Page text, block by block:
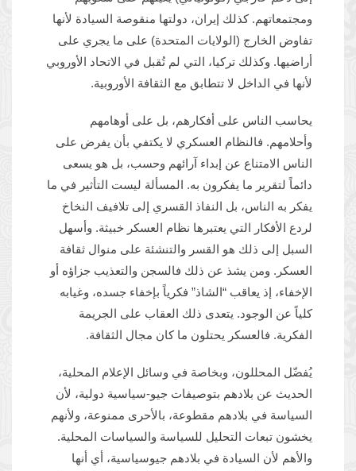
ومجتمعاتهم. كذلك إيران، دولتها منقوصة السيادة لأنها
تفاوض الخارج (الولايات المتحدة) على ما يجري على
أراضيها. وكذلك تركيا، التي لم تُقبل في الاتحاد الأوروبي
لأنها في الداخل لا تتطابق مع الثقافة الأوروبية.
يحاسب الناس على أفكارهم، بل على أوهامهم
وأحلامهم. فالنظام العسكري لا يكتفي بأن يفرض على
الناس الامتناع عن إبداء آرائهم وحسب، بل هو يسعى
دائماً لتقرير ما يفكرون به. المسألة ليست التأثير في ما
يفكر به الناس، بل النفاذ القسري إلى تلافيف النخاخ
لردع الأفكار التي يعتبرها نظام العسكر خبيثة. وأسهل
السبل إلى ذلك هو القسر والتنشئة على منوال ثقافة
العسكر. ومن يشذ عن ذلك فالسجن والتعذيب جزاؤه أو
الإخفاء، إذ يعاقب “الشاذ” فكرياً بإخفاء جسده، وغيابه
كلياً عن الوجود. يتعدى ذلك العقاب على الجريمة
الفكرية. فالعسكر يحتلون ما كان مجال الثقافة.
يُفضّل المحللون، وبخاصة في وسائل الإعلام المحلية،
الحديث عن بلادهم بتوصيفات جيو-سياسية دولية، لأن
السياسة في بلادهم مقطوعة، بالأحرى ممنوعة، ولأنهم
يخشون تبعات التحليل للسياسة والسياسات المحلية.
والأهم لأن السيادة في بلادهم جيوسياسية، أي أنها